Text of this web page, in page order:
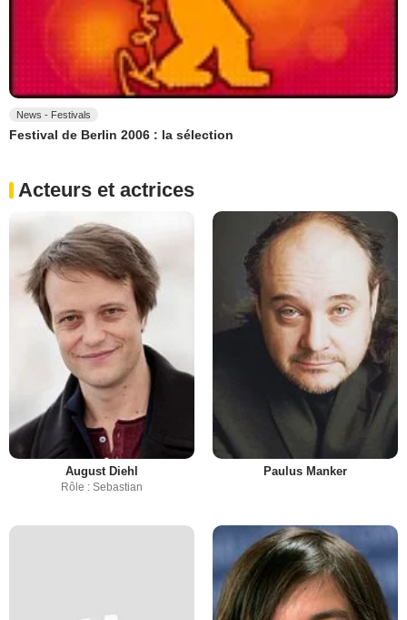
News - Festivals
Festival de Berlin 2006 : la sélection
Acteurs et actrices
August Diehl
Rôle : Sebastian
Paulus Manker